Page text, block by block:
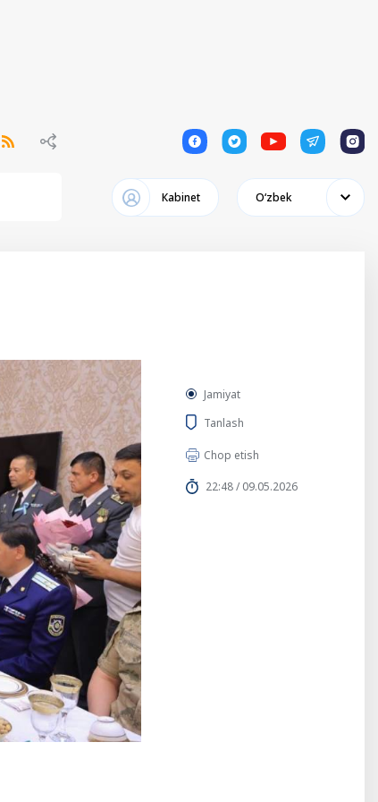
1 1 1 1 1
Кabinet Oʻzbek
Jamiyat
Tanlash
Chop etish
22:48 / 09.05.2026